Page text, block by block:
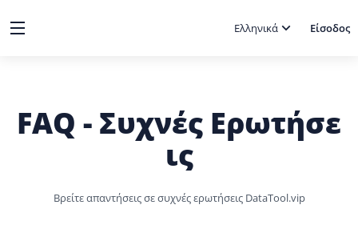
Ελληνικά Είσοδος
FAQ - Συχνές Ερωτήσε
ις
Βρείτε απαντήσεις σε συχνές ερωτήσεις DataTool.vip